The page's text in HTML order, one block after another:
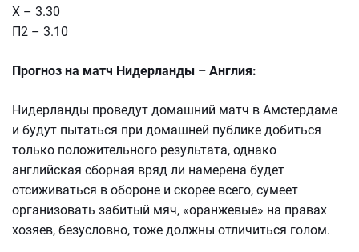
Х – 3.30
П2 – 3.10
Прогноз на матч Нидерланды – Англия:
Нидерланды проведут домашний матч в Амстердаме
и будут пытаться при домашней публике добиться
только положительного результата, однако
английская сборная вряд ли намерена будет
отсиживаться в обороне и скорее всего, сумеет
организовать забитый мяч, «оранжевые» на правах
хозяев, безусловно, тоже должны отличиться голом.